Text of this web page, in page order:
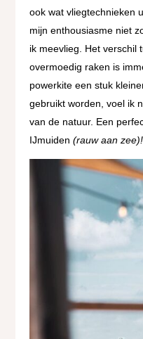
ook wat vliegtechnieken
mijn enthousiasme niet
ik meevlieg. Het verschil
overmoedig raken is
powerkite een stuk
gebruikt worden, voel ik
van de natuur. Een
IJmuiden (rauw aan zee)!